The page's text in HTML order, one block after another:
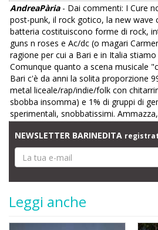
AndreaPària- Dai commenti: I Cure
post-punk, il rock gotico, la new wave
batteria costituiscono forme di rock,
guns n roses e Ac/dc (o magari
ragione per cui a Bari e in Italia
Comunque quanto a scena musicale
Bari c'è da anni la solita proporzione
metal liceale/rap/indie/folk con
sbobba insomma) e 1% di gruppi di
sperimentali, snobbatissimi.
NEWSLETTER BARINEDITA
Leggi anche